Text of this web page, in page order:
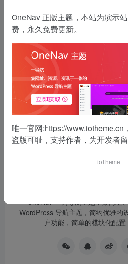
分享精而简的优秀软件
OneNav 一为导航主题，集网址
WordPress 导航主题，简约优雅的
户功能，简单的模块化配
OneNav 正版主题，本站为演示
费，永久免费更新。
唯一官网:https://www.iotheme.cn
盗版可耻，支持作者，为开发者留
ioTheme